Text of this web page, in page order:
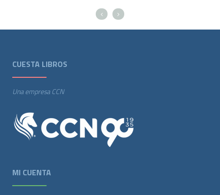
CUESTA LIBROS
Una empresa CCN
MI CUENTA